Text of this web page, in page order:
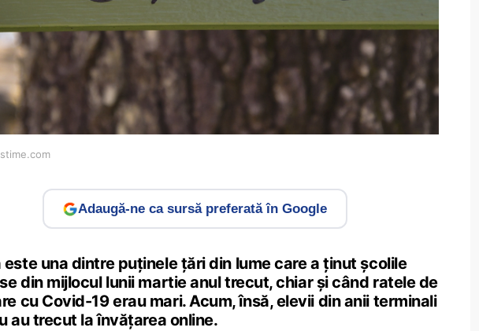
Adaugă-ne ca sursă preferată în Google
este una dintre puținele țări din lume care a ținut școlile
din mijlocul lunii martie anul trecut, chiar și când ratele de
cu Covid-19 erau mari. Acum, însă, elevii din anii terminali
au trecut la învățarea online.